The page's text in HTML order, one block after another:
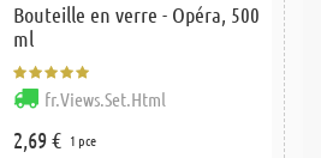
Bouteille en verre - Opéra, 500
ml
fr.Views.Set.Html
2,69 € 1 pce